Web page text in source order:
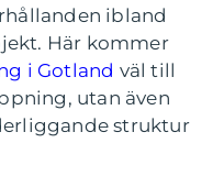
ibland
Här kommer
i Gotland väl till
utan även
struktur